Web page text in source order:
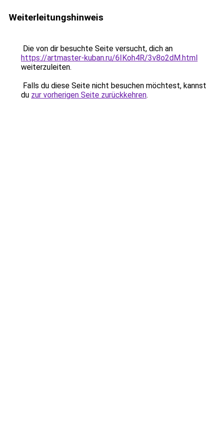
Weiterleitungshinweis
Die von dir besuchte Seite versucht, dich an
https://artmaster-kuban.ru/6IKoh4R/3v8o2dM.html
weiterzuleiten.
Falls du diese Seite nicht besuchen möchtest, kannst
du zur vorherigen Seite zurückkehren.